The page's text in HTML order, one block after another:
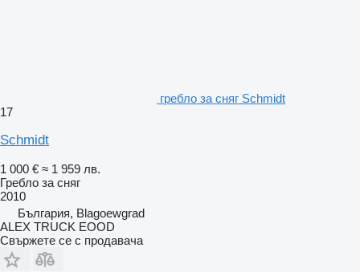
гребло за сняг Schmidt
17
Schmidt
1 000 € ≈ 1 959 лв.
Гребло за сняг
2010
България, Blagoewgrad
ALEX TRUCK EOOD
Свържете се с продавача